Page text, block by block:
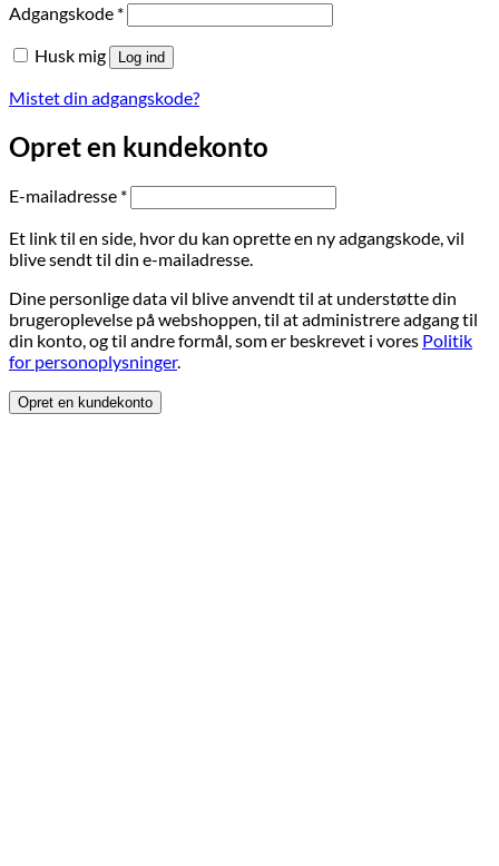
Adgangskode *Påkrævet
Husk mig Log ind
Mistet din adgangskode?
Opret en kundekonto
E-mailadresse *Påkrævet
Et link til en side, hvor du kan oprette en ny adgangskode, vil
blive sendt til din e-mailadresse.
Dine personlige data vil blive anvendt til at understøtte din
brugeroplevelse på webshoppen, til at administrere adgang til
din konto, og til andre formål, som er beskrevet i vores Politik
for personoplysninger.
Opret en kundekonto